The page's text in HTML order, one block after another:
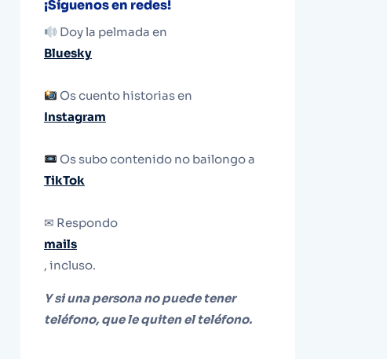
¡Síguenos en redes!
Doy la pelmada en
Bluesky
Os cuento historias en
Instagram
Os subo contenido no bailongo a
TikTok
✉ Respondo
mails
, incluso.
Y si una persona no puede tener
teléfono, que le quiten el teléfono.